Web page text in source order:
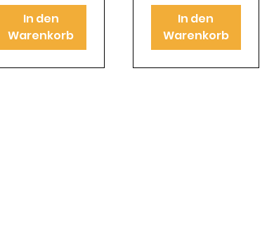
In den
Warenkorb
In den
Warenkorb